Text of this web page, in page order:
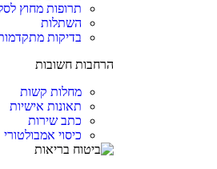
תרופות מחוץ
השתלות
בדיקות
הרחבות חשובות
מחלות קשות
תאונות אישיות
כתב שירות
כיסוי אמבולטורי